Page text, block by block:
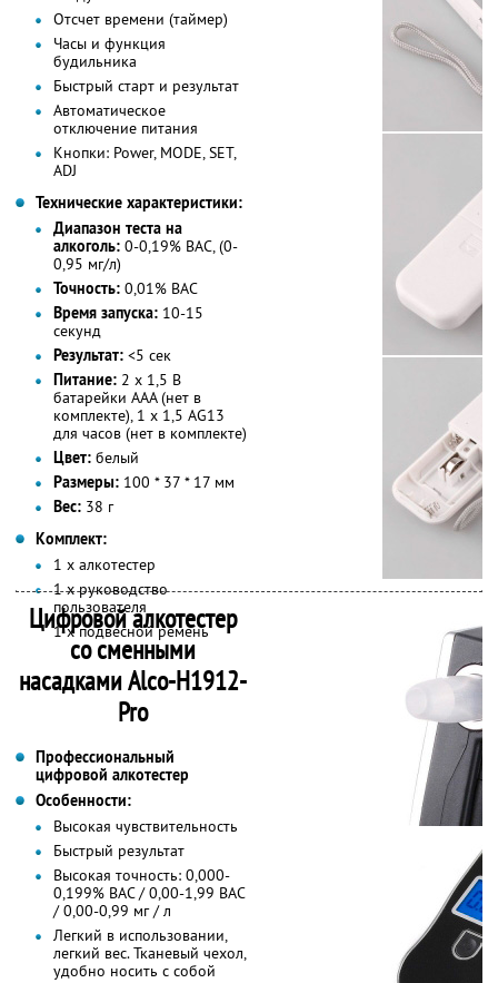
Отсчет времени (таймер)
Часы и функция
будильника
Быстрый старт и результат
Автоматическое
отключение питания
Кнопки: Power, MODE, SET,
ADJ
Технические характеристики:
Диапазон теста на
алкоголь: 0-0,19% BAC, (0-
0,95 мг/л)
Точность: 0,01% BAC
Время запуска: 10-15
секунд
Результат: <5 сек
Питание: 2 х 1,5 В
батарейки ААА (нет в
комплекте), 1 х 1,5 AG13
для часов (нет в комплекте)
Цвет: белый
Размеры: 100 * 37 * 17 мм
Вес: 38 г
Комплект:
1 х алкотестер
1 х руководство
пользователя
1 х подвесной ремень
Цифровой алкотестер
со сменными
насадками Alco-H1912-
Pro
Профессиональный
цифровой алкотестер
Особенности:
Высокая чувствительность
Быстрый результат
Высокая точность: 0,000-
0,199% BAC / 0,00-1,99 BAC
/ 0,00-0,99 мг / л
Легкий в использовании,
легкий вес. Тканевый чехол,
удобно носить с собой